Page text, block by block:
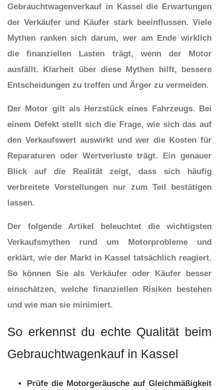
Gebrauchtwagenverkauf in Kassel die Erwartungen
der Verkäufer und Käufer stark beeinflussen. Viele
Mythen ranken sich darum, wer am Ende wirklich
die finanziellen Lasten trägt, wenn der Motor
ausfällt. Klarheit über diese Mythen hilft, bessere
Entscheidungen zu treffen und Ärger zu vermeiden.
Der Motor gilt als Herzstück eines Fahrzeugs. Bei
einem Defekt stellt sich die Frage, wie sich das auf
den Verkaufswert auswirkt und wer die Kosten für
Reparaturen oder Wertverluste trägt. Ein genauer
Blick auf die Realität zeigt, dass sich häufig
verbreitete Vorstellungen nur zum Teil bestätigen
lassen.
Der folgende Artikel beleuchtet die wichtigsten
Verkaufsmythen rund um Motorprobleme und
erklärt, wie der Markt in Kassel tatsächlich reagiert.
So können Sie als Verkäufer oder Käufer besser
einschätzen, welche finanziellen Risiken bestehen
und wie man sie minimiert.
So erkennst du echte Qualität beim
Gebrauchtwagenkauf in Kassel
Prüfe die Motorgeräusche auf Gleichmäßigkeit